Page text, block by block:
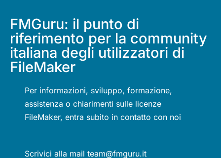
FMGuru: il punto di
riferimento per la community
italiana degli utilizzatori di
FileMaker
Per informazioni, sviluppo, formazione,
assistenza o chiarimenti sulle licenze
FileMaker, entra subito in contatto con noi
Scrivici alla mail team@fmguru.it